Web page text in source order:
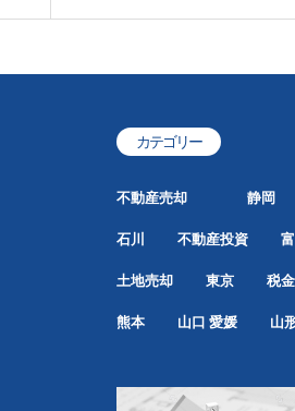
カテゴリー
不動産売却 静岡
石川 不動産投資
土地売却 東京 税
熊本 山口 愛媛 山